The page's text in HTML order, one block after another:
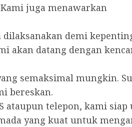
juga menawarkan
demi
akan datang dengan
semaksimal mungkin.
bereskan.
ataupun telepon, kami
yang kuat untuk